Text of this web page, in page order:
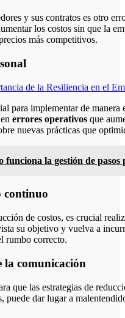
y sus contratos es otro
los costos sin que la
más competitivos.
de la Resiliencia en el
para implementar de
errores operativos que
nuevas prácticas que
funciona la gestión de
continuo
de costos, es crucial
su objetivo y vuelva a
rumbo correcto.
la comunicación
que las estrategias de
puede dar lugar a